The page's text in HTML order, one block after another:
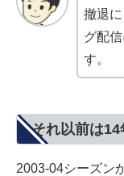
撤退
グ配
す。
それ以前は
2003-04シーズン